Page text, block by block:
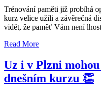
Trénování paměti již probíhá
kurz velice užili a závěrečná
vidět, že paměť Vám není
Read More
Uz i v Plzni
dnešním kurzu 👏